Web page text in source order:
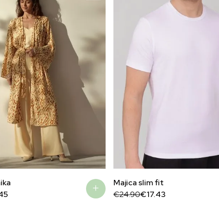
Majica slim fit
€24.90
Original€17.43
Current